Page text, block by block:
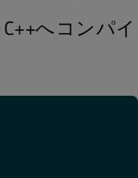
へコンパイ